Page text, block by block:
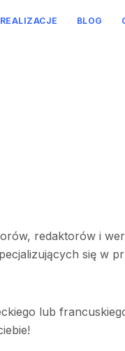
REALIZACJE BLOG
redaktorów i
się w
lub